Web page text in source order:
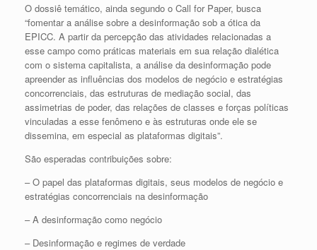
O dossiê temático, ainda segundo o Call for Paper, busca
“fomentar a análise sobre a desinformação sob a ótica da
EPICC. A partir da percepção das atividades relacionadas a
esse campo como práticas materiais em sua relação dialética
com o sistema capitalista, a análise da desinformação pode
apreender as influências dos modelos de negócio e estratégias
concorrenciais, das estruturas de mediação social, das
assimetrias de poder, das relações de classes e forças políticas
vinculadas a esse fenômeno e às estruturas onde ele se
dissemina, em especial as plataformas digitais”.
São esperadas contribuições sobre:
– O papel das plataformas digitais, seus modelos de negócio e
estratégias concorrenciais na desinformação
– A desinformação como negócio
– Desinformação e regimes de verdade